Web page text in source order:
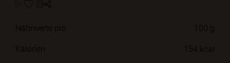
Nährwerte pro
100 g
Kalorien
154 kcal